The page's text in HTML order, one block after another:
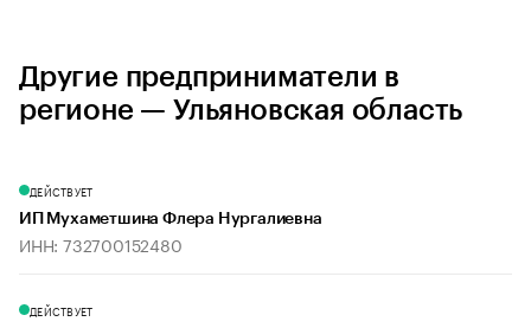
Другие предприниматели в
регионе — Ульяновская область
ДЕЙСТВУЕТ
ИП Мухаметшина Флера Нургалиевна
ИНН: 732700152480
ДЕЙСТВУЕТ